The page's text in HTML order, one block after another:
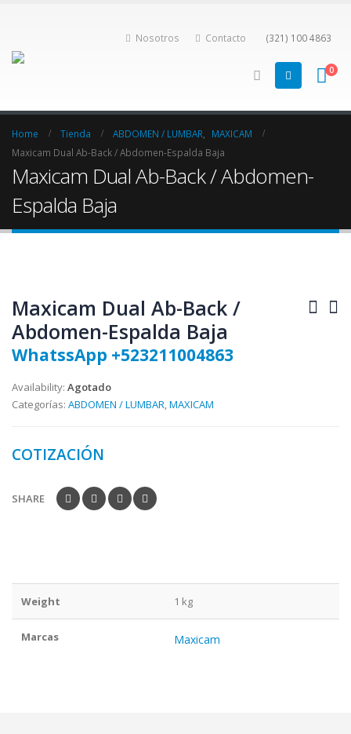
Nosotros Contacto (321) 100 4863
0
Home Tienda ABDOMEN / LUMBAR
MAXICAM
Maxicam Dual Ab-Back / Abdomen-Espalda Baja
Maxicam Dual Ab-Back / Abdomen-
Espalda Baja
Maxicam Dual Ab-Back /
Abdomen-Espalda Baja
WhatssApp +523211004863
Availability: Agotado
Categorías: ABDOMEN / LUMBAR,MAXICAM
COTIZACIÓN
SHARE
Weight 1 kg
Marcas Maxicam